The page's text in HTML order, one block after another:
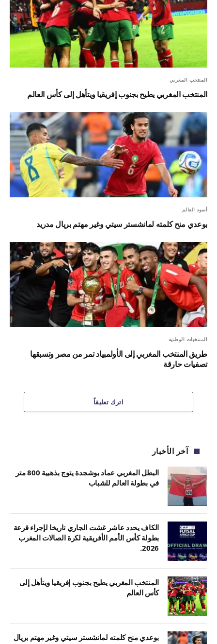
المنتخب المغربي
المنتخب المغربي يطيح بجنوب إفريقيا ويتأهل إلى كأس العالم
أسود العالم
بوعدي منح كلمته لمانشستر سيتي وغير مهتم بريال مدريد
المنتخبات الوطنية
طريق المنتخب المغربي إلى الأولمبياد تمر من مصر وتسبقها
تصفيات حارقة
اترك تعليقاً
آخر الأخبار
البطل المغربي عماد بوشجدة يتوج بذهبية 800 متر
في بطولة العالم للشباب
الكاف يحدد عاشر غشت الجاري تاريخا لإجراء قرعة
بطولة كأس الأمم الأفريقية لكرة الصالات المغرب
2026.
المنتخب المغربي يطيح بجنوب إفريقيا ويتأهل إلى
كأس العالم
بوعدي منح كلمته لمانشستر سيتي وغير مهتم بريال